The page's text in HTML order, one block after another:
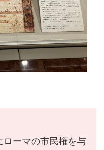
ローマの市民権を与